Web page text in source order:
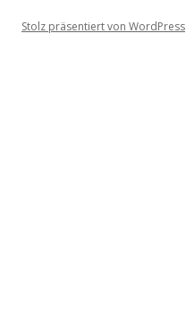
Stolz präsentiert von WordPress